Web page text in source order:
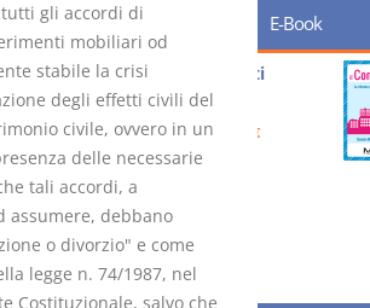
gli accordi di
mobiliari od
stabile la crisi
degli effetti civili del
civile, ovvero in un
delle necessarie
tali accordi, a
assumere, debbano
o divorzio" e come
legge n. 74/1987, nel
Costituzionale, salvo che
E-Book
I Singoli Contratti
D. Minussi
Versione ebook €
5,99 (iva incl.)